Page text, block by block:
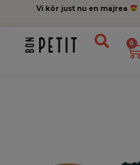
Vi kör just nu en majrea
0